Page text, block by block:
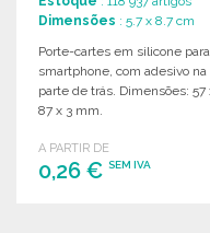
Dimensões : 5.7 x 8.7 cm
Porte-cartes em silicone para
smartphone, com adesivo na
parte de trás. Dimensões: 57
87 x 3 mm.
A PARTIR DE
0,26 € SEM IVA